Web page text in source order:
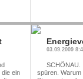
ein
03.09.2009
SCHÖNAU.
spüren. Warum